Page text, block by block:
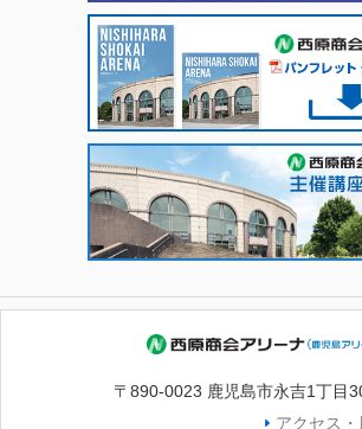
〒890-0023 鹿児島市永吉1丁目
アクセス